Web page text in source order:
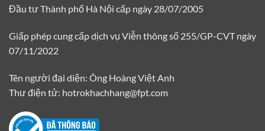
Đầu tư Thành phố Hà Nội cấp ngày 28/07/2005
Giấp phép cung cấp dịch vụ Viễn thông số 255/GP-CVT ngày
07/11/2022
Tên người đại diện: Ông Hoàng Việt Anh
Thư điện tử: hotrokhachhang@fpt.com